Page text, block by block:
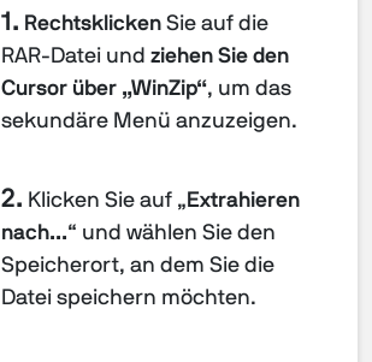
1. Rechtsklicken Sie auf die
RAR-Datei und ziehen Sie den
Cursor über „WinZip“, um das
sekundäre Menü anzuzeigen.
2. Klicken Sie auf „ Extrahieren
nach...“ und wählen Sie den
Speicherort, an dem Sie die
Datei speichern möchten.